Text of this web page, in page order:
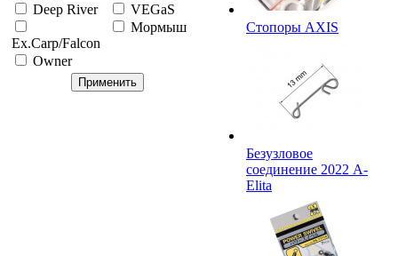
Deep River
Ex.Carp/Falcon
Owner
VEGaS
Мормыш
Cтопоры AXIS
Безузловое
соединение 2022 A-
Elita